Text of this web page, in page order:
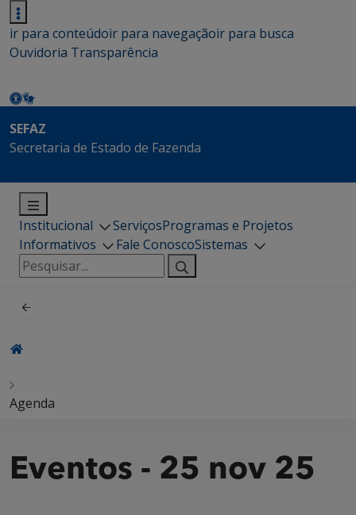
ir para conteúdoir para navegaçãoir para busca
Ouvidoria Transparência
SEFAZ
Secretaria de Estado de Fazenda
Institucional ServiçosProgramas e Projetos
Informativos
Fale ConoscoSistemas
Pesquisar
por:
Agenda
Eventos - 25 nov 25